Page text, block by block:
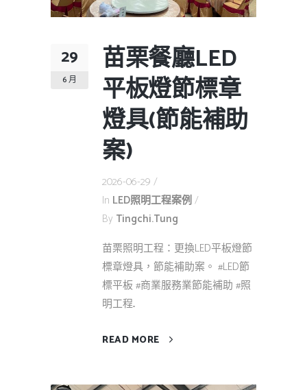
29
6 月
苗栗餐廳LED
平板燈節標章
燈具(節能補助
案)
2026-06-29
In LED照明工程案例
By Tingchi.tung
苗栗照明工程：更換LED平板燈節
標章燈具，節能補助案。 #LED節
標平板 #商業服務業節能補助 #照
明工程...
READ MORE